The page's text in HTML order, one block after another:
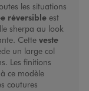
les situations
réversibleest
sherpa au look
Cette veste
un large col
Les finitions
ce modèle
coutures